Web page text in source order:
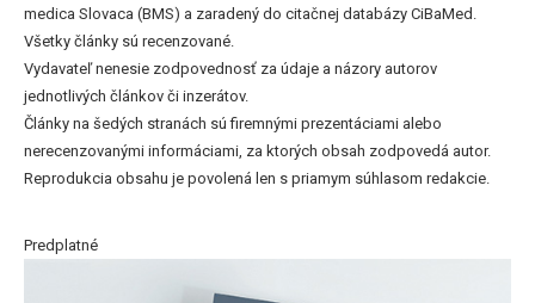
medica Slovaca (BMS) a zaradený do citačnej databázy CiBaMed.
Všetky články sú recenzované.
Vydavateľ nenesie zodpovednosť za údaje a názory autorov
jednotlivých článkov či inzerátov.
Články na šedých stranách sú firemnými prezentáciami alebo
nerecenzovanými informáciami, za ktorých obsah zodpovedá autor.
Reprodukcia obsahu je povolená len s priamym súhlasom redakcie.
Predplatné